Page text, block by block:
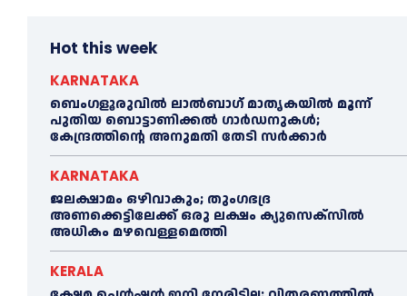
Hot this week
KARNATAKA
ബെംഗളൂരുവിൽ ലാൽബാഗ് മാതൃകയിൽ മൂന്ന്
പുതിയ ബൊട്ടാണിക്കൽ ഗാർഡനുകൾ;
കേന്ദ്രത്തിന്റെ അനുമതി തേടി സർക്കാർ
KARNATAKA
ജലക്ഷാമം ഒഴിവാകും; തുംഗഭദ്ര
അണക്കെട്ടിലേക്ക് ഒരു ലക്ഷം ക്യുസെക്സില്‍
അധികം മഴവെള്ളമെത്തി
KERALA